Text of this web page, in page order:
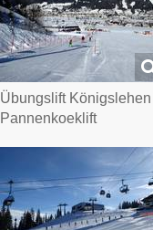
Übungslift Königslehen
Pannenkoeklift